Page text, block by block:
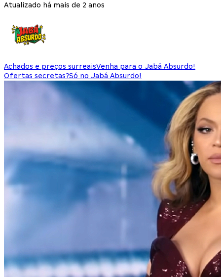
Atualizado há mais de 2 anos
Achados e preços surreaisVenha para o Jabá Absurdo!
Ofertas secretas?Só no Jabá Absurdo!